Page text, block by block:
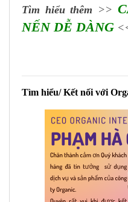
Tìm hiểu thêm >>
NẾN DỄ DÀNG
Tìm hiểu/ Kết nối với